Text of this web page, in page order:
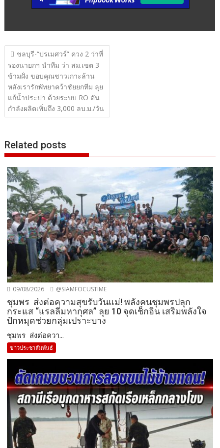
แนะแนว
เรื่อง
ชลบุรี-“ปรเมศวร์” ควง 2 ว่าที่
รองนายกฯ นำทีม ว่า สม.เขต 3
ข้ามฝั่ง ขอบคุณชาวเกาะล้าน
หลังเรารักพัทยาคว้าชัยยกทีม ลุย
แก้น้ำประปา ด้วยระบบ RO ดัน
กำลังผลิตเพิ่มถึง 3,000 ลบ.ม./วัน
Related posts
09/08/2026 @SIAMFOCUSTIME
ชุมพร ส่งต่อความสุขรับวันแม่! พลังคนชุมพรปลุก
กระแส “แรลลี่มหากุศล” ลุย 10 จุดเช็กอิน เสริมพลังใจ
ปักหมุดช่วยกลุ่มเปราะบาง
ชุมพร ส่งต่อควา...
ข่าวประชาสัมพันธ์